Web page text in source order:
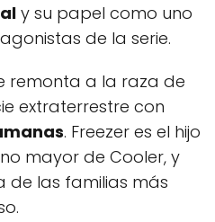
y su papel como uno
de la serie.
remonta a la raza de
extraterrestre con
. Freezer es el hijo
mayor de Cooler, y
de las familias más